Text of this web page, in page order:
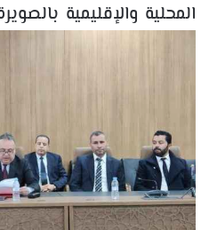
المحلية والإقليمية